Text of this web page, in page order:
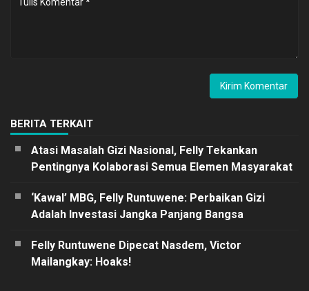
BERITA TERKAIT
Atasi Masalah Gizi Nasional, Felly Tekankan
Pentingnya Kolaborasi Semua Elemen Masyarakat
‘Kawal’ MBG, Felly Runtuwene: Perbaikan Gizi
Adalah Investasi Jangka Panjang Bangsa
Felly Runtuwene Dipecat Nasdem, Victor
Mailangkay: Hoaks!